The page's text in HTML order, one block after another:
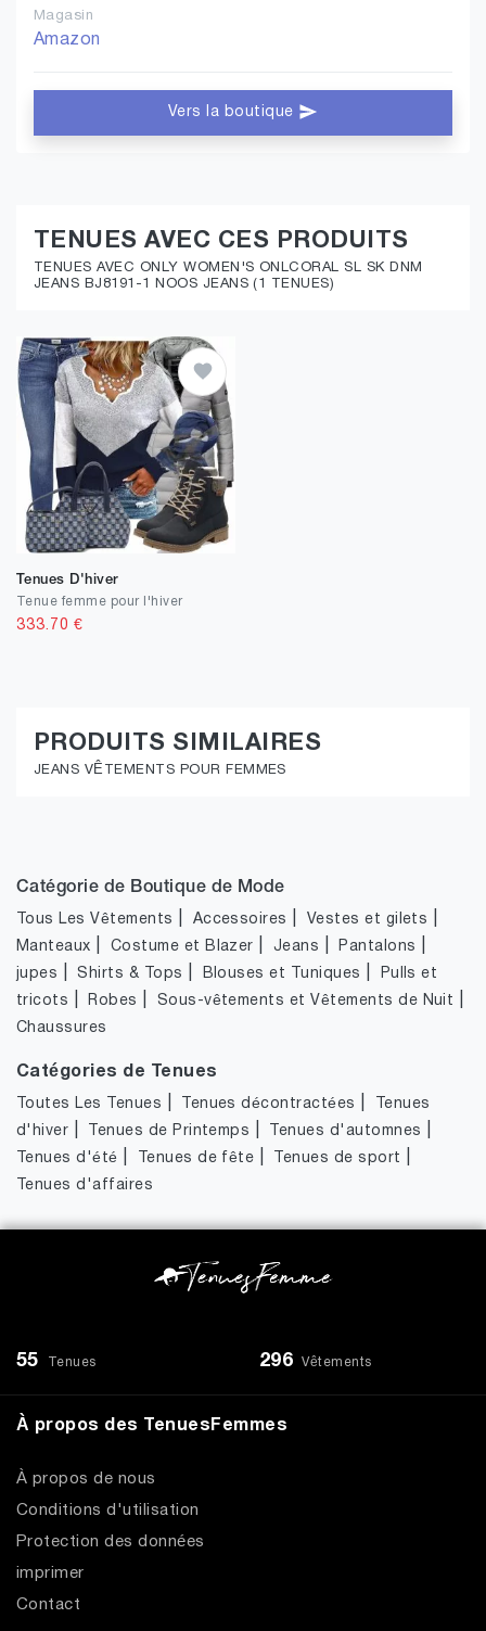
Magasin
Amazon
Vers la boutique
TENUES AVEC CES PRODUITS
TENUES AVEC ONLY WOMEN'S ONLCORAL SL SK DNM
JEANS BJ8191-1 NOOS JEANS (1 TENUES)
Tenues D'hiver
Tenue femme pour l'hiver
333.70 €
PRODUITS SIMILAIRES
JEANS VÊTEMENTS POUR FEMMES
Catégorie de Boutique de Mode
Tous Les Vêtements Accessoires Vestes et gilets
Manteaux Costume et Blazer Jeans Pantalons
jupes |Shirts & Tops Blouses et Tuniques
Pulls et
tricots
Robes Sous-vêtements et Vêtements de Nuit
Chaussures
Catégories de Tenues
Toutes Les Tenues Tenues décontractées
Tenues
d'hiver
Tenues de Printemps Tenues d'automnes
Tenues d'été Tenues de fête Tenues de sport
Tenues d'affaires
55 Tenues 296 Vêtements
À propos des TenuesFemmes
À propos de nous
Conditions d'utilisation
Protection des données
imprimer
Contact